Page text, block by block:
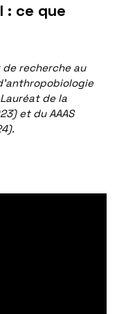
: ce que
recherche au
de la
et du AAAS